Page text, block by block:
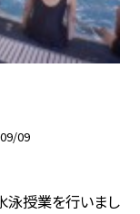
09
泳授業を行いまし